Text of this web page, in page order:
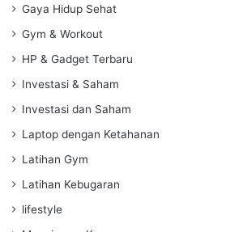
Gaya Hidup Sehat
Gym & Workout
HP & Gadget Terbaru
Investasi & Saham
Investasi dan Saham
Laptop dengan Ketahanan
Latihan Gym
Latihan Kebugaran
lifestyle